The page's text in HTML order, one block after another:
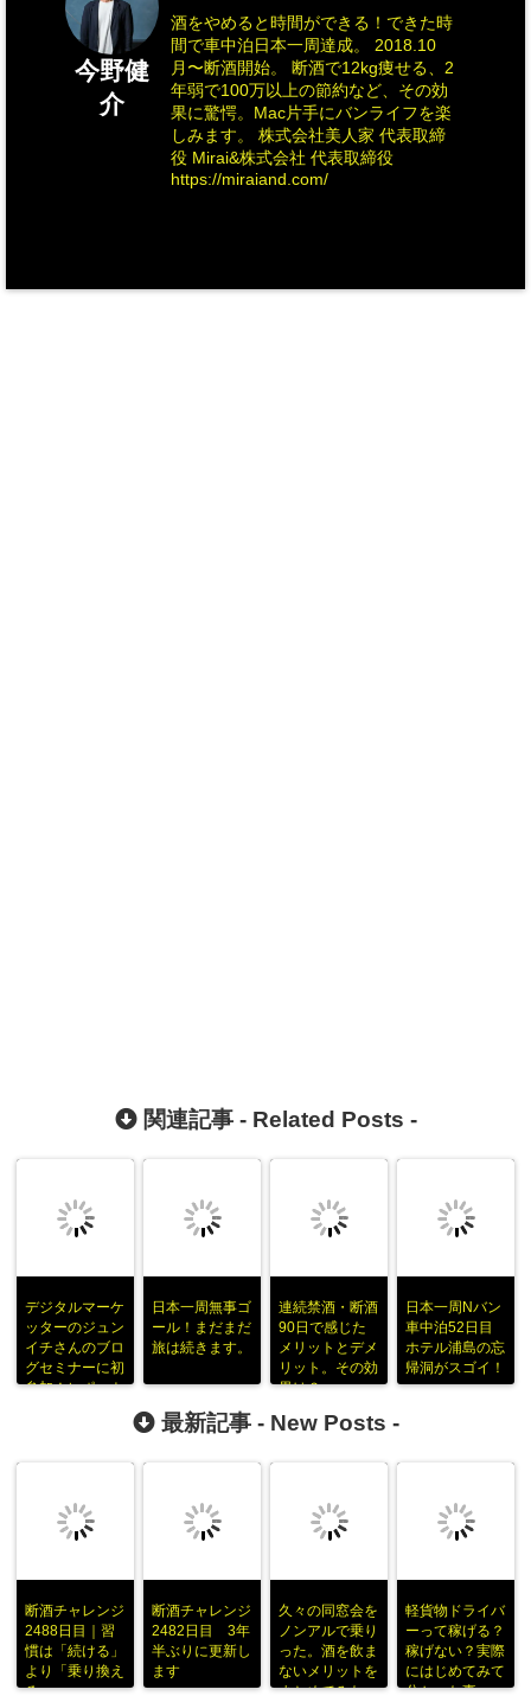
今野健
介
酒をやめると時間ができる！できた時
間で車中泊日本一周達成。 2018.10
月〜断酒開始。 断酒で12kg痩せる、2
年弱で100万以上の節約など、その効
果に驚愕。Mac片手にバンライフを楽
しみます。 株式会社美人家 代表取締
役 Mirai&株式会社 代表取締役
https://miraiand.com/
関連記事 - Related Posts -
デジタルマーケ
ッターのジュン
イチさんのブロ
グセミナーに初
参加！レポート
日本一周無事ゴ
ール！まだまだ
旅は続きます。
連続禁酒・断酒
90日で感じた
メリットとデメ
リット。その効
果は？
日本一周Nバン
車中泊52日目
ホテル浦島の忘
帰洞がスゴイ！
最新記事 - New Posts -
断酒チャレンジ
2488日目｜習
慣は「続ける」
より「乗り換え
る」
断酒チャレンジ
2482日目 3年
半ぶりに更新し
ます
久々の同窓会を
ノンアルで乗り
った。酒を飲ま
ないメリットを
まとめてみた
軽貨物ドライバ
ーって稼げる？
稼げない？実際
にはじめてみて
分かった事